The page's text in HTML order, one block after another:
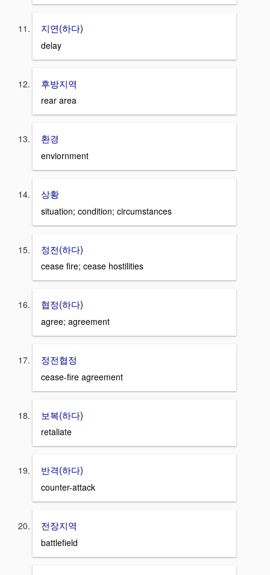
지연(하다)
delay
후방지역
rear area
환경
enviornment
상황
situation; condition; circumstances
정전(하다)
cease fire; cease hostilities
협정(하다)
agree; agreement
정전협정
cease-fire agreement
보복(하다)
retaliate
반격(하다)
counter-attack
전장지역
battlefield